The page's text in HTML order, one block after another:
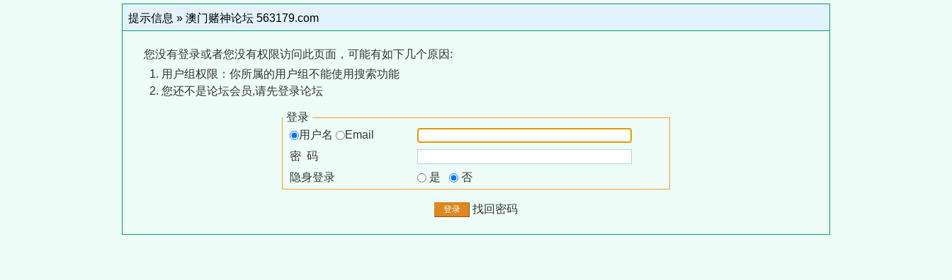
提示信息 » 澳门赌神论坛 563179.com
您没有登录或者您没有权限访问此页面，可能有如下几个原因:
用户组权限：你所属的用户组不能使用搜索功能
您还不是论坛会员,请先登录论坛
登录
用户名
Email
密 码
隐身登录
是 否
找回密码